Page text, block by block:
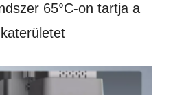
65°C-on tartja a